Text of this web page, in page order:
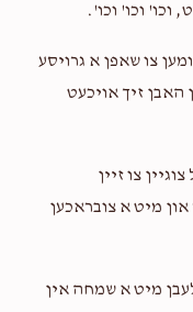
וכו' וכו' וכו'.
צו שאפן א גרויסע
האבן זיך אויכעט
צו זיין
מיט א צובראכען
מיט א שמחה אין